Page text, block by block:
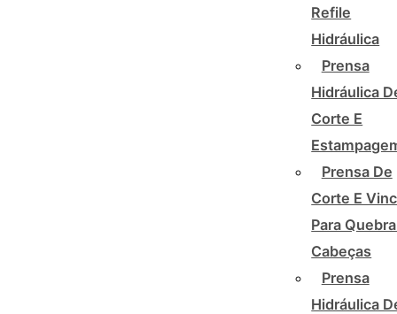
Refile
Hidráulica
Prensa
Hidráulica
Corte E
Prensa De
Corte E
Para
Cabeças
Prensa
Hidráulica